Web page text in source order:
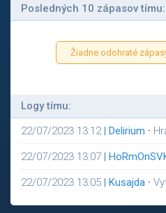
Posledných 10 zápasov tímu:
Žiadne odohraté
Logy tímu:
22/07/2023 13:12 | Delirium ·
22/07/2023 13:07 |
22/07/2023 13:05 | Kusajda ·